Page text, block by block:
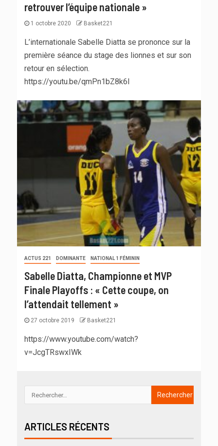
retrouver l’équipe nationale »
1 octobre 2020 Basket221
L’internationale Sabelle Diatta se prononce sur la
première séance du stage des lionnes et sur son
retour en sélection.
https://youtu.be/qmPn1bZ8k6I
ACTUS 221 DOMINANTE NATIONAL 1 FÉMININ
Sabelle Diatta, Championne et MVP
Finale Playoffs : « Cette coupe, on
l’attendait tellement »
27 octobre 2019 Basket221
https://www.youtube.com/watch?
v=JcgTRswxIWk
ARTICLES RÉCENTS